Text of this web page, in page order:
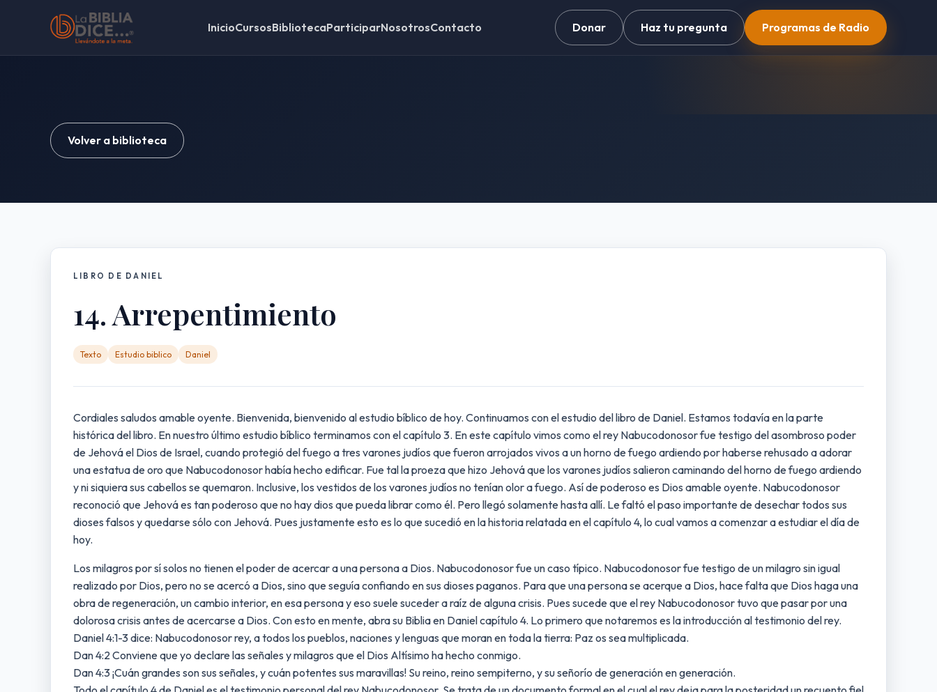
InicioCursosBibliotecaParticiparNosotrosContacto Donar Haz tu pregunta Programas de Radio
Volver a biblioteca
LIBRO DE DANIEL
14. Arrepentimiento
Texto Estudio biblico Daniel
Cordiales saludos amable oyente. Bienvenida, bienvenido al estudio bíblico de hoy. Continuamos con el estudio del libro de Daniel. Estamos todavía en la parte
histórica del libro. En nuestro último estudio bíblico terminamos con el capítulo 3. En este capítulo vimos como el rey Nabucodonosor fue testigo del asombroso poder
de Jehová el Dios de Israel, cuando protegió del fuego a tres varones judíos que fueron arrojados vivos a un horno de fuego ardiendo por haberse rehusado a adorar
una estatua de oro que Nabucodonosor había hecho edificar. Fue tal la proeza que hizo Jehová que los varones judíos salieron caminando del horno de fuego ardiendo
y ni siquiera sus cabellos se quemaron. Inclusive, los vestidos de los varones judíos no tenían olor a fuego. Así de poderoso es Dios amable oyente. Nabucodonosor
reconoció que Jehová es tan poderoso que no hay dios que pueda librar como él. Pero llegó solamente hasta allí. Le faltó el paso importante de desechar todos sus
dioses falsos y quedarse sólo con Jehová. Pues justamente esto es lo que sucedió en la historia relatada en el capítulo 4, lo cual vamos a comenzar a estudiar el día de
hoy.
Los milagros por sí solos no tienen el poder de acercar a una persona a Dios. Nabucodonosor fue un caso típico. Nabucodonosor fue testigo de un milagro sin igual
realizado por Dios, pero no se acercó a Dios, sino que seguía confiando en sus dioses paganos. Para que una persona se acerque a Dios, hace falta que Dios haga una
obra de regeneración, un cambio interior, en esa persona y eso suele suceder a raíz de alguna crisis. Pues sucede que el rey Nabucodonosor tuvo que pasar por una
dolorosa crisis antes de acercarse a Dios. Con esto en mente, abra su Biblia en Daniel capítulo 4. Lo primero que notaremos es la introducción al testimonio del rey.
Daniel 4:1-3 dice: Nabucodonosor rey, a todos los pueblos, naciones y lenguas que moran en toda la tierra: Paz os sea multiplicada.
Dan 4:2 Conviene que yo declare las señales y milagros que el Dios Altísimo ha hecho conmigo.
Dan 4:3 ¡Cuán grandes son sus señales, y cuán potentes sus maravillas! Su reino, reino sempiterno, y su señorío de generación en generación.